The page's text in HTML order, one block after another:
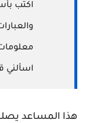
اكتب
اسألني
هذا المساعد